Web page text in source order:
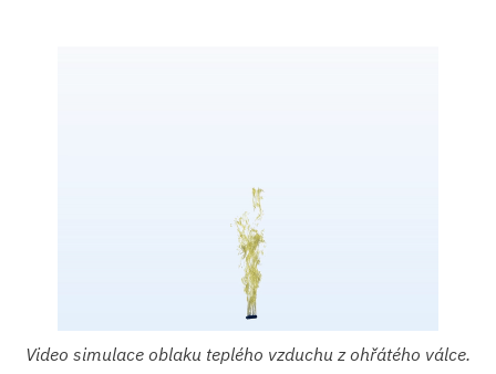
Video simulace oblaku teplého vzduchu z ohřátého válce.